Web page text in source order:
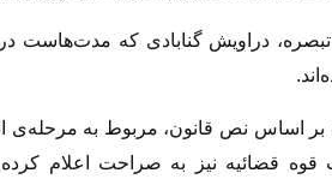
دراویش گنابادی که مدت‌هاست
بر اساس نص قانون، مربوط به مرحله‌ی
قوه قضائیه نیز به صراحت اعلام